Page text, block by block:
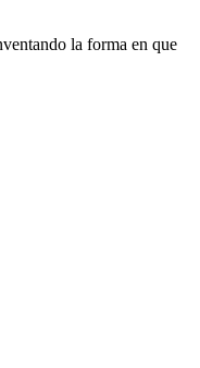
la forma en que